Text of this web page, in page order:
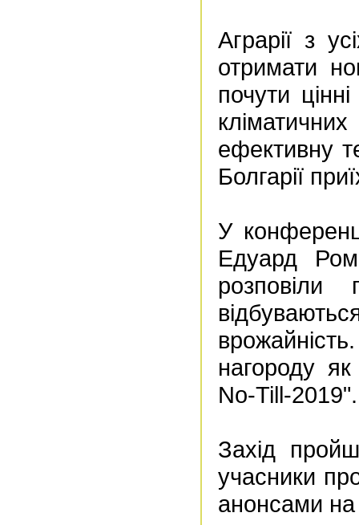
Аграрії з
отримати
почути
ефективну
Болгарії
У
Едуард
нагороду
No-Till-2019".
Захід
учасники
анонсами